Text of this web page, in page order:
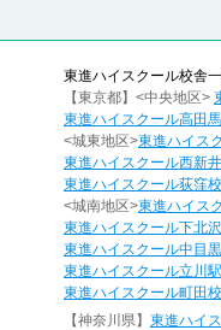
東進ハイスクール校舎
【東京都】<中央地区>
東進ハイスクール高田
<城東地区>東進ハイス
東進ハイスクール西新
東進ハイスクール荻窪校
<城南地区>東進ハイス
東進ハイスクール下北
東進ハイスクール中目
東進ハイスクール立川
東進ハイスクール町田校
【神奈川県】 東進ハイ